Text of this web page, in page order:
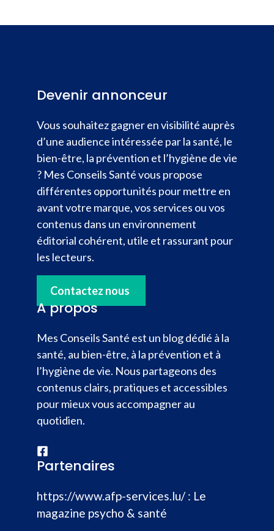
Devenir annonceur
Vous souhaitez gagner en visibilité auprès
d’une audience intéressée par la santé, le
bien-être, la prévention et l’hygiène de vie
? Mes Conseils Santé vous propose
différentes opportunités pour mettre en
avant votre marque, vos services ou vos
contenus dans un environnement
éditorial cohérent, utile et rassurant pour
les lecteurs.
Contactez nous
A propos
Mes Conseils Santé est un blog dédié à la
santé, au bien-être, à la prévention et à
l’hygiène de vie. Nous partageons des
contenus clairs, pratiques et accessibles
pour mieux vous accompagner au
quotidien.
Partenaires
https://www.afp-services.lu/ : Le
magazine psycho & santé